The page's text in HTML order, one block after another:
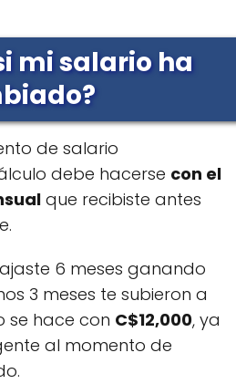
mi salario ha
de salario
debe hacerse con el
que recibiste antes
6 meses ganando
3 meses te subieron a
se hace con C$12,000, ya
al momento de